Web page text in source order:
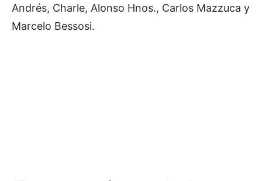
Andrés, Charle, Alonso Hnos., Carlos Mazzuca y
Marcelo Bessosi.